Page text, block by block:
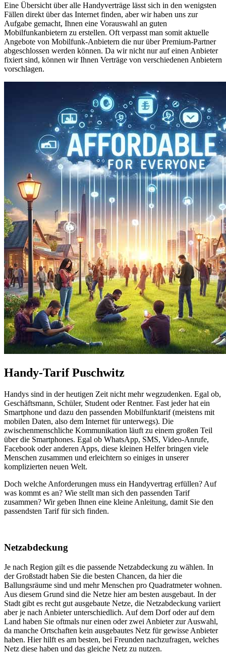
Eine Übersicht über alle Handyverträge lässt sich in den wenigsten
Fällen direkt über das Internet finden, aber wir haben uns zur
Aufgabe gemacht, Ihnen eine Vorauswahl an guten
Mobilfunkanbietern zu erstellen. Oft verpasst man somit aktuelle
Angebote von Mobilfunk-Anbietern die nur über Premium-Partner
abgeschlossen werden können. Da wir nicht nur auf einen Anbieter
fixiert sind, können wir Ihnen Verträge von verschiedenen Anbietern
vorschlagen.
Handy-Tarif Puschwitz
Handys sind in der heutigen Zeit nicht mehr wegzudenken. Egal ob,
Geschäftsmann, Schüler, Student oder Rentner. Fast jeder hat ein
Smartphone und dazu den passenden Mobilfunktarif (meistens mit
mobilen Daten, also dem Internet für unterwegs). Die
zwischenmenschliche Kommunikation läuft zu einem großen Teil
über die Smartphones. Egal ob WhatsApp, SMS, Video-Anrufe,
Facebook oder anderen Apps, diese kleinen Helfer bringen viele
Menschen zusammen und erleichtern so einiges in unserer
komplizierten neuen Welt.
Doch welche Anforderungen muss ein Handyvertrag erfüllen? Auf
was kommt es an? Wie stellt man sich den passenden Tarif
zusammen? Wir geben Ihnen eine kleine Anleitung, damit Sie den
passendsten Tarif für sich finden.
Netzabdeckung
Je nach Region gilt es die passende Netzabdeckung zu wählen. In
der Großstadt haben Sie die besten Chancen, da hier die
Ballungsräume sind und mehr Menschen pro Quadratmeter wohnen.
Aus diesem Grund sind die Netze hier am besten ausgebaut. In der
Stadt gibt es recht gut ausgebaute Netze, die Netzabdeckung variiert
aber je nach Anbieter unterschiedlich. Auf dem Dorf oder auf dem
Land haben Sie oftmals nur einen oder zwei Anbieter zur Auswahl,
da manche Ortschaften kein ausgebautes Netz für gewisse Anbieter
haben. Hier hilft es am besten, bei Freunden nachzufragen, welches
Netz diese haben und das gleiche Netz zu nutzen.